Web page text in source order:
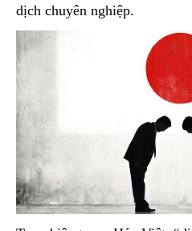
dịch chuyên nghiệp.